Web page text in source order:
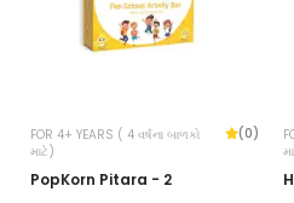
FOR 4+ YEARS ( 4 વર્ષના બાળકો
માટે)
(0)
PopKorn Pitara - 2